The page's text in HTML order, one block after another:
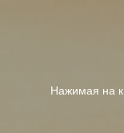
Нажимая на